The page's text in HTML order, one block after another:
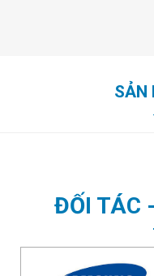
SẢN
ĐỐI TÁC